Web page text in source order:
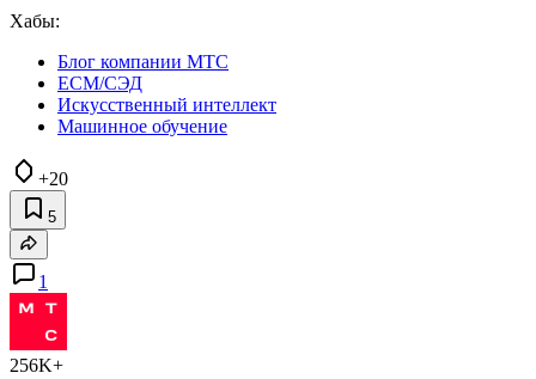
Хабы:
Блог компании МТС
ECM/СЭД
Искусственный интеллект
Машинное обучение
+20
5
1
256K+